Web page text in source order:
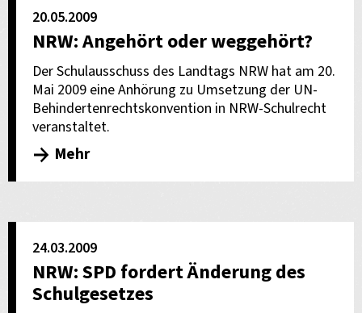
20.05.2009
NRW: Angehört oder weggehört?
Der Schulausschuss des Landtags NRW hat am 20.
Mai 2009 eine Anhörung zu Umsetzung der UN-
Behindertenrechtskonvention in NRW-Schulrecht
veranstaltet.
Mehr
24.03.2009
NRW: SPD fordert Änderung des
Schulgesetzes